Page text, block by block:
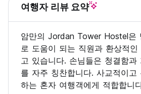
여행자 리뷰 요약
암만의 Jordan Tower Hostel은
로 도움이 되는 직원과 환상적
고 있습니다. 손님들은 청결함과
를 자주 칭찬합니다. 사교적이고
하는 혼자 여행객에게 적합합니